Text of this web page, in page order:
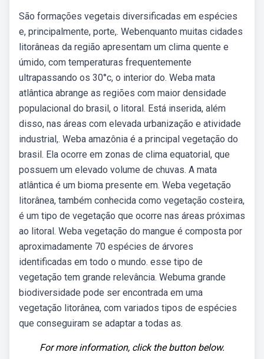
São formações vegetais diversificadas em espécies
e, principalmente, porte,. Webenquanto muitas cidades
litorâneas da região apresentam um clima quente e
úmido, com temperaturas frequentemente
ultrapassando os 30°c, o interior do. Weba mata
atlântica abrange as regiões com maior densidade
populacional do brasil, o litoral. Está inserida, além
disso, nas áreas com elevada urbanização e atividade
industrial,. Weba amazônia é a principal vegetação do
brasil. Ela ocorre em zonas de clima equatorial, que
possuem um elevado volume de chuvas. A mata
atlântica é um bioma presente em. Weba vegetação
litorânea, também conhecida como vegetação costeira,
é um tipo de vegetação que ocorre nas áreas próximas
ao litoral. Weba vegetação do mangue é composta por
aproximadamente 70 espécies de árvores
identificadas em todo o mundo. esse tipo de
vegetação tem grande relevância. Webuma grande
biodiversidade pode ser encontrada em uma
vegetação litorânea, com variados tipos de espécies
que conseguiram se adaptar a todas as.
For more information, click the button below.